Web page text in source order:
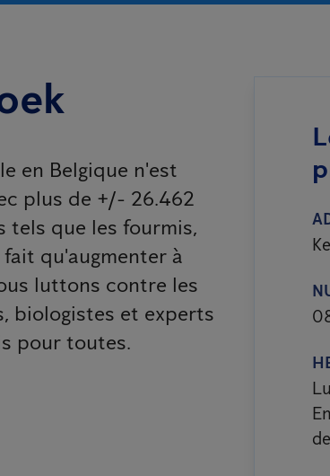
en Belgique n'est
plus de +/- 26.462
tels que les fourmis,
qu'augmenter à
luttons contre les
biologistes et experts
pour toutes.